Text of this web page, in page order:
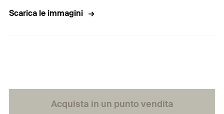
Scarica le immagini
Acquista in un punto vendita